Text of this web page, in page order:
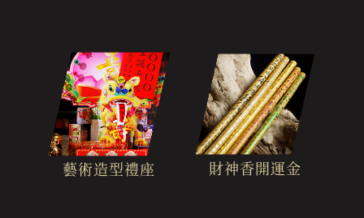
藝術造型禮座 財神香開運金